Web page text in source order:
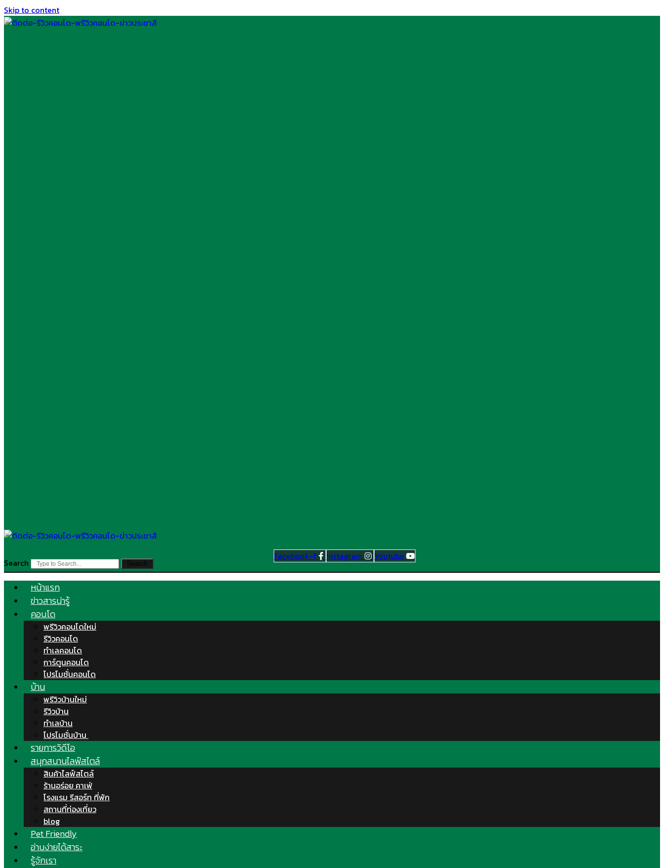
Skip to content
Facebook-f Instagram Youtube
Search Search
หน้าแรก
ข่าวสารน่ารู้
คอนโด
พรีวิวคอนโดใหม่
รีวิวคอนโด
ทำเลคอนโด
การ์ตูนคอนโด
โปรโมชั่นคอนโด
บ้าน
พรีวิวบ้านใหม่
รีวิวบ้าน
ทำเลบ้าน
โปรโมชั่นบ้าน
รายการวิดีโอ
สนุกสนานไลฟ์สไตล์
สินค้าไลฟ์สไตล์
ร้านอร่อย คาเฟ่
โรงแรม รีสอร์ท ที่พัก
สถานที่ท่องเที่ยว
blog
Pet Friendly
อ่านง่ายได้สาระ
รู้จักเรา